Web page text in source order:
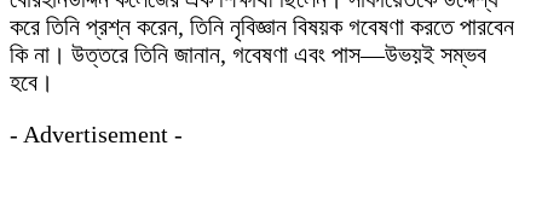
করে তিনি প্রশ্ন করেন, তিনি নৃবিজ্ঞান বিষয়ক গবেষণা করতে পারবেন
কি না। উত্তরে তিনি জানান, গবেষণা এবং পাস—উভয়ই সম্ভব
হবে।
- Advertisement -